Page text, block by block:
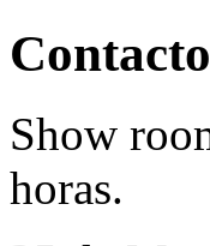
Contacto
Show
horas.